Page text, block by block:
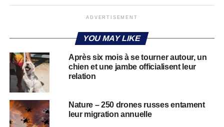
ADVERTISEMENT
YOU MAY LIKE
Après six mois à se tourner autour, un
chien et une jambe officialisent leur
relation
Nature – 250 drones russes entament
leur migration annuelle